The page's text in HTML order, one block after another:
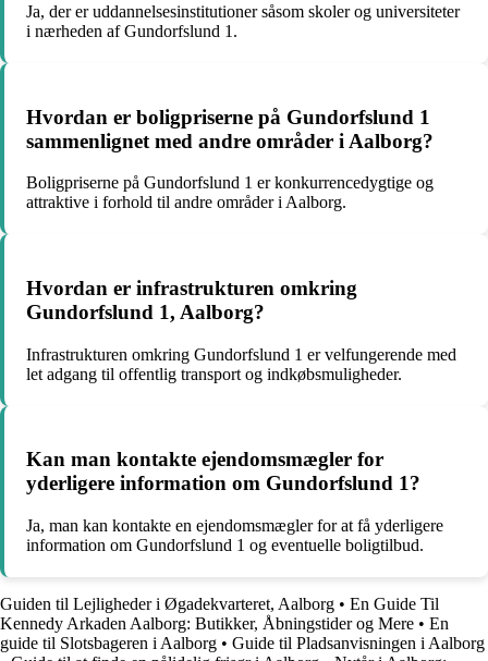
Ja, der er uddannelsesinstitutioner såsom skoler og universiteter
i nærheden af Gundorfslund 1.
Hvordan er boligpriserne på Gundorfslund 1
sammenlignet med andre områder i Aalborg?
Boligpriserne på Gundorfslund 1 er konkurrencedygtige og
attraktive i forhold til andre områder i Aalborg.
Hvordan er infrastrukturen omkring
Gundorfslund 1, Aalborg?
Infrastrukturen omkring Gundorfslund 1 er velfungerende med
let adgang til offentlig transport og indkøbsmuligheder.
Kan man kontakte ejendomsmægler for
yderligere information om Gundorfslund 1?
Ja, man kan kontakte en ejendomsmægler for at få yderligere
information om Gundorfslund 1 og eventuelle boligtilbud.
Guiden til Lejligheder i Øgadekvarteret, Aalborg • En Guide Til
Kennedy Arkaden Aalborg: Butikker, Åbningstider og Mere • En
guide til Slotsbageren i Aalborg • Guide til Pladsanvisningen i Aalborg